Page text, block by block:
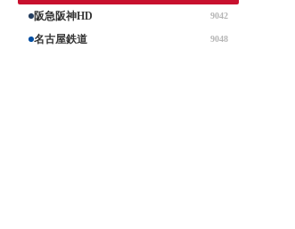
阪急阪神HD 9042
名古屋鉄道 9048